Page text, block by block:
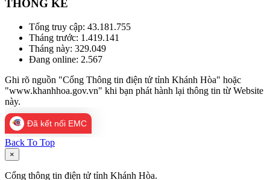
THỐNG KÊ
Tổng truy cập: 43.181.755
Tháng trước: 1.419.141
Tháng này: 329.049
Đang online: 2.567
Ghi rõ nguồn "Cổng Thông tin điện tử tỉnh Khánh Hòa" hoặc
"www.khanhhoa.gov.vn" khi bạn phát hành lại thông tin từ Website
này.
Đã kết nối EMC
Back To Top
×
Cổng thông tin điện tử tỉnh Khánh Hòa.